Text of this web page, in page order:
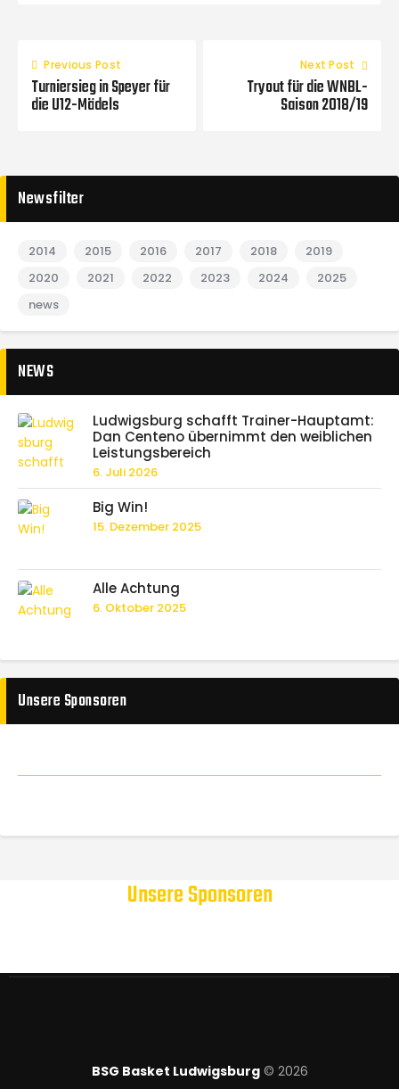
Previous Post
Turniersieg in Speyer für
die U12-Mädels
Next Post
Tryout für die WNBL-
Saison 2018/19
Newsfilter
2014 2015 2016 2017 2018
2019
2020
2021 2022 2023 2024
2025
news
NEWS
Ludwigsburg schafft Trainer-Hauptamt:
Dan Centeno übernimmt den weiblichen
Leistungsbereich
6. Juli 2026
Big Win!
15. Dezember 2025
Alle Achtung
6. Oktober 2025
Unsere Sponsoren
Unsere Sponsoren
BSG Basket Ludwigsburg© 2026